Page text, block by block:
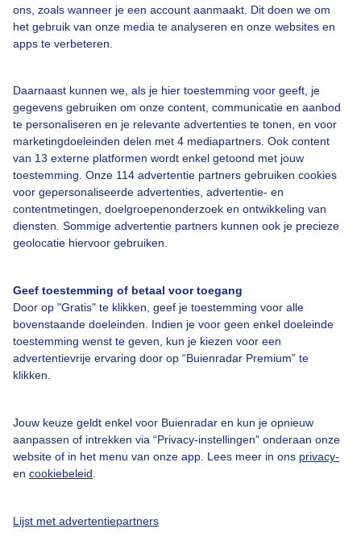
ons, zoals wanneer je een account aanmaakt. Dit doen we om
het gebruik van onze media te analyseren en onze websites en
apps te verbeteren.
Daarnaast kunnen we, als je hier toestemming voor geeft, je
gegevens gebruiken om onze content, communicatie en aanbod
te personaliseren en je relevante advertenties te tonen, en voor
marketingdoeleinden delen met 4 mediapartners. Ook content
van 13 externe platformen wordt enkel getoond met jouw
toestemming. Onze 114 advertentie partners gebruiken cookies
voor gepersonaliseerde advertenties, advertentie- en
contentmetingen, doelgroepenonderzoek en ontwikkeling van
diensten. Sommige advertentie partners kunnen ook je precieze
geolocatie hiervoor gebruiken.
Geef toestemming of betaal voor toegang
Door op "Gratis" te klikken, geef je toestemming voor alle
bovenstaande doeleinden. Indien je voor geen enkel doeleinde
toestemming wenst te geven, kun je kiezen voor een
advertentievrije ervaring door op “Buienradar Premium” te
klikken.
Jouw keuze geldt enkel voor Buienradar en kun je opnieuw
aanpassen of intrekken via “Privacy-instellingen” onderaan onze
website of in het menu van onze app. Lees meer in ons privacy-
en cookiebeleid
Lijst met advertentiepartners
Over Buienradar
Bedrijfsgegevens
Contact
Toegankelijkheid
Gebruikersvoorwaarden
Adverteren
Privacy beleid
Cookie beleid